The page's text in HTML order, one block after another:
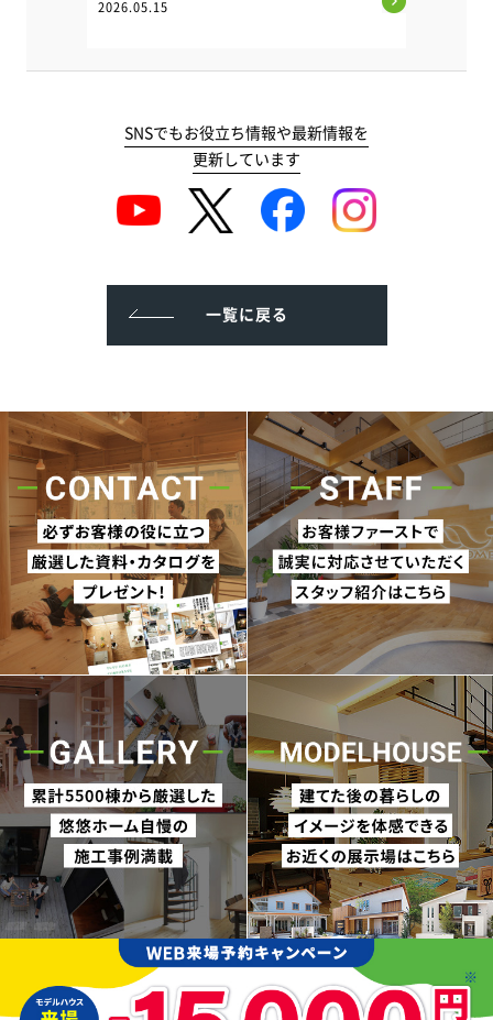
2026.05.15
SNSでもお役立ち情報や最新情報を
更新しています
一覧に戻る